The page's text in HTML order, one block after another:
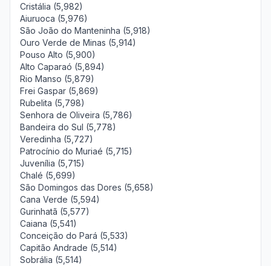
Cristália (5,982)
Aiuruoca (5,976)
São João do Manteninha (5,918)
Ouro Verde de Minas (5,914)
Pouso Alto (5,900)
Alto Caparaó (5,894)
Rio Manso (5,879)
Frei Gaspar (5,869)
Rubelita (5,798)
Senhora de Oliveira (5,786)
Bandeira do Sul (5,778)
Veredinha (5,727)
Patrocínio do Muriaé (5,715)
Juvenília (5,715)
Chalé (5,699)
São Domingos das Dores (5,658)
Cana Verde (5,594)
Gurinhatã (5,577)
Caiana (5,541)
Conceição do Pará (5,533)
Capitão Andrade (5,514)
Sobrália (5,514)